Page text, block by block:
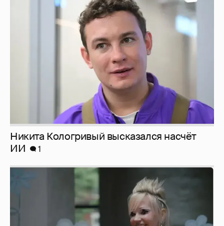
Никита Кологривый высказался насчёт
ИИ
1